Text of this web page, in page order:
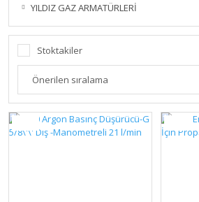
YILDIZ GAZ ARMATÜRLERİ
Stoktakiler